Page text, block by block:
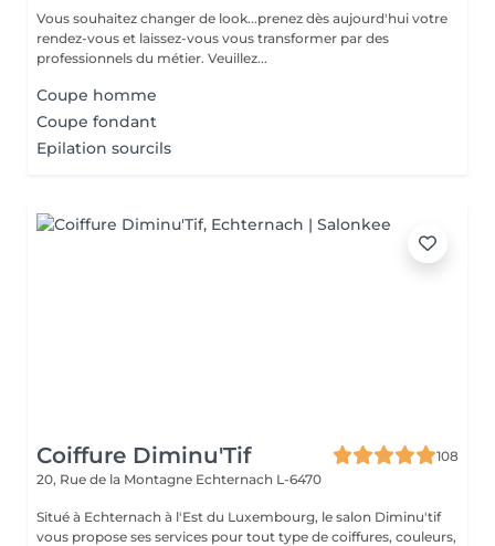
Vous souhaitez changer de look...prenez dès aujourd'hui votre
rendez-vous et laissez-vous vous transformer par des
professionnels du métier. Veuillez...
Coupe homme
Coupe fondant
Epilation sourcils
Coiffure Diminu'Tif
108
20, Rue de la Montagne Echternach L-6470
Situé à Echternach à l'Est du Luxembourg, le salon Diminu'tif
vous propose ses services pour tout type de coiffures, couleurs,